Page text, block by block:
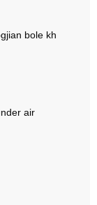
bole kh
air